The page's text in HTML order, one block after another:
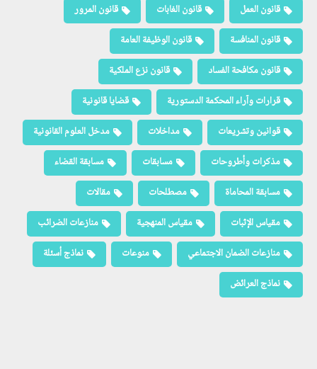
قانون العمل
قانون الغابات
قانون المرور
قانون المنافسة
قانون الوظيفة العامة
قانون مكافحة الفساد
قانون نزع الملكية
قرارات وآراء المحكمة الدستورية
قضايا قانونية
قوانين وتشريعات
مداخلات
مدخل العلوم القانونية
مذكرات وأطروحات
مسابقات
مسابقة القضاء
مسابقة المحاماة
مصطلحات
مقالات
مقياس الإثبات
مقياس المنهجية
منازعات الضرائب
منازعات الضمان الاجتماعي
منوعات
نماذج أسئلة
نماذج العرائض